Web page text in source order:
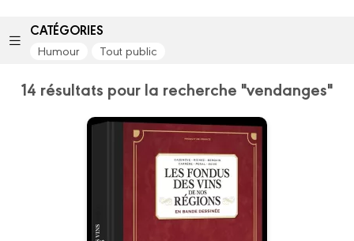
CATÉGORIES
Humour Tout public
14 résultats pour la recherche "vendanges"
Les Fondus des
vins de nos
régions